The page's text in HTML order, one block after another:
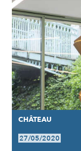
CHÂTEAU
27/05/2020